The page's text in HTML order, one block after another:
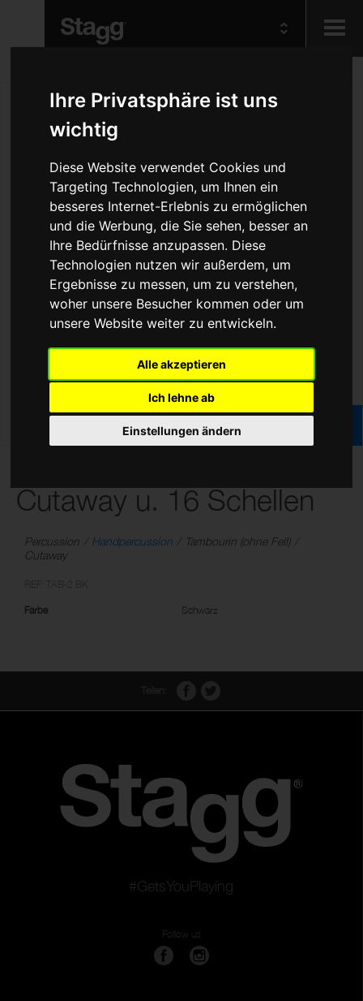
Ihre Privatsphäre ist uns
wichtig
Diese Website verwendet Cookies und
Targeting Technologien, um Ihnen ein
besseres Internet-Erlebnis zu ermöglichen
und die Werbung, die Sie sehen, besser an
Ihre Bedürfnisse anzupassen. Diese
Technologien nutzen wir außerdem, um
Ergebnisse zu messen, um zu verstehen,
woher unsere Besucher kommen oder um
unsere Website weiter zu entwickeln.
Alle akzeptieren
Ich lehne ab
Einstellungen ändern
Cutaway u. 16 Schellen
Percussion Handpercussion
Tambourin (ohne Fell)
Cutaway
Farbe Schwarz
#GetsYouPlaying
Follow us